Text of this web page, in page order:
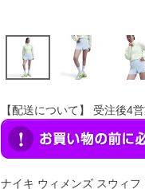
【配送について】 受注後4
ナイキ ウィメンズ スウィ